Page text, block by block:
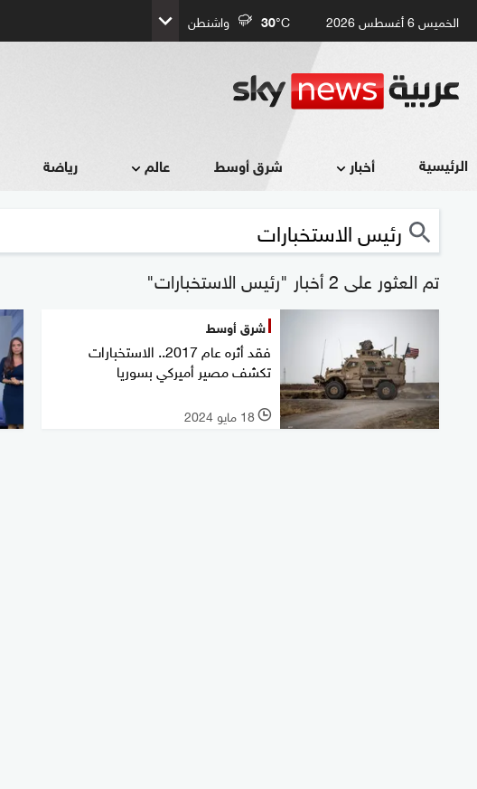
الخميس 6 أغسطس 2026 30°C واشنطن
الرئيسية أخبار شرق أوسط عالم رياضة
تم العثور على 2 أخبار "رئيس الاستخبارات"
شرق أوسط
فقد أثره عام 2017.. الاستخبارات
تكشف مصير أميركي بسوريا
l 18 مايو 2024